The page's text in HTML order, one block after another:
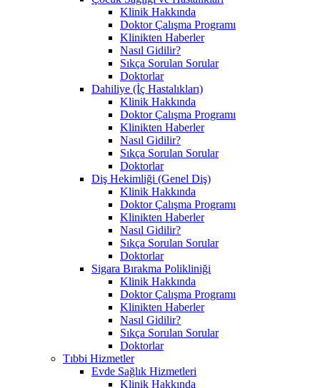
Klinik Hakkında
Doktor Çalışma Programı
Klinikten Haberler
Nasıl Gidilir?
Sıkça Sorulan Sorular
Doktorlar
Dahiliye (İç Hastalıkları)
Klinik Hakkında
Doktor Çalışma Programı
Klinikten Haberler
Nasıl Gidilir?
Sıkça Sorulan Sorular
Doktorlar
Diş Hekimliği (Genel Diş)
Klinik Hakkında
Doktor Çalışma Programı
Klinikten Haberler
Nasıl Gidilir?
Sıkça Sorulan Sorular
Doktorlar
Sigara Bırakma Polikliniği
Klinik Hakkında
Doktor Çalışma Programı
Klinikten Haberler
Nasıl Gidilir?
Sıkça Sorulan Sorular
Doktorlar
Tıbbi Hizmetler
Evde Sağlık Hizmetleri
Klinik Hakkında